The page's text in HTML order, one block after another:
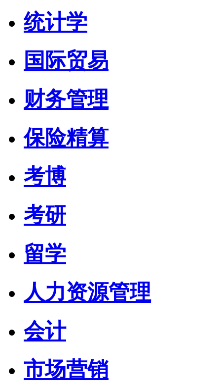
统计学
国际贸易
财务管理
保险精算
考博
考研
留学
人力资源管理
会计
市场营销